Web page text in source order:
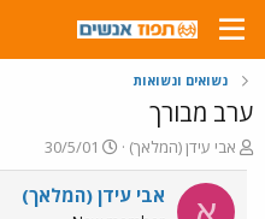
נשואים ונשואות
ערב מבורך
פ
ו
ת
ח
אבי עידן (המלאך)
פ
ו
ר
ס
30/5/01
א אבי עידן (המלאך)